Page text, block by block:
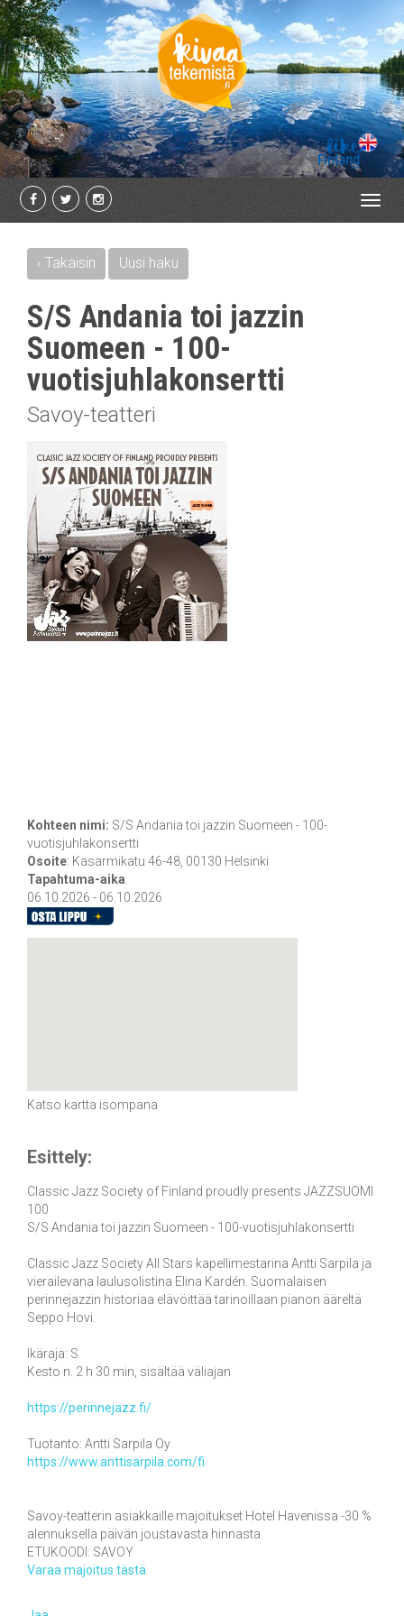
‹ Takaisin Uusi haku
S/S Andania toi jazzin
Suomeen - 100-
vuotisjuhlakonsertti
Savoy-teatteri
Kohteen nimi: S/S Andania toi jazzin Suomeen - 100-
vuotisjuhlakonsertti
Osoite: Kasarmikatu 46-48, 00130 Helsinki
Tapahtuma-aika:
06.10.2026 - 06.10.2026
Katso kartta isompana
Esittely:
Classic Jazz Society of Finland proudly presents JAZZSUOMI
100
S/S Andania toi jazzin Suomeen - 100-vuotisjuhlakonsertti
Classic Jazz Society All Stars kapellimestarina Antti Sarpila ja
vierailevana laulusolistina Elina Kardén. Suomalaisen
perinnejazzin historiaa elävöittää tarinoillaan pianon ääreltä
Seppo Hovi.
Ikäraja: S
Kesto n. 2 h 30 min, sisältää väliajan
https://perinnejazz.fi/
Tuotanto: Antti Sarpila Oy
https://www.anttisarpila.com/fi
Savoy-teatterin asiakkaille majoitukset Hotel Havenissa -30 %
alennuksella päivän joustavasta hinnasta.
ETUKOODI: SAVOY
Varaa majoitus tästä